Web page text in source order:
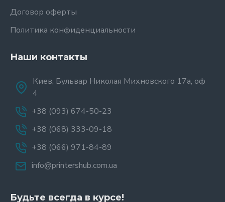
Договор оферты
Политика конфиденциальности
Наши контакты
Киев, Бульвар Николая Михновского 17а, оф
4
+38 (093) 674-50-23
+38 (068) 333-09-18
+38 (066) 971-84-89
info@printershub.com.ua
Будьте всегда в курсе!